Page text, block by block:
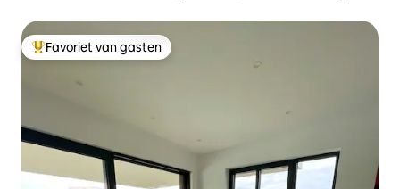
Topfavoriet van gasten
Favoriet van gasten